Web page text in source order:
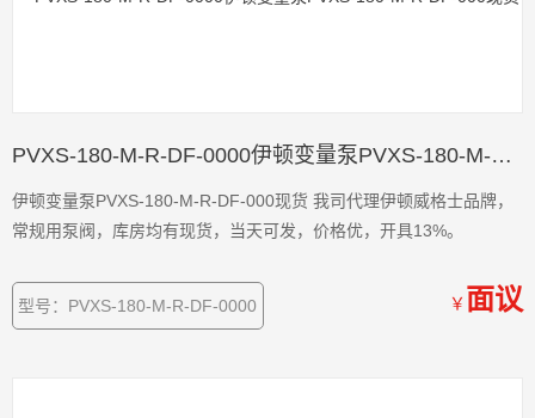
PVXS-180-M-R-DF-0000伊顿变量泵PVXS-180-M-R-DF-000现货
伊顿变量泵PVXS-180-M-R-DF-000现货 我司代理伊顿威格士品牌，
常规用泵阀，库房均有现货，当天可发，价格优，开具13%。
型号：PVXS-180-M-R-DF-0000 ￥ 面议